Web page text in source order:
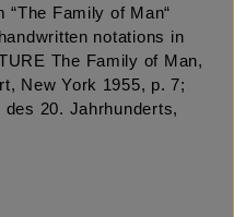
“The Family of Man“
notations in
The Family of Man,
New York 1955, p. 7;
des 20. Jahrhunderts,